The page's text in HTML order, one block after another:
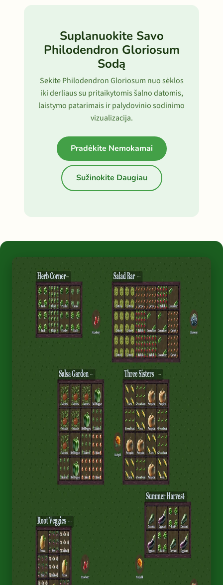
Suplanuokite Savo
Philodendron Gloriosum
Sodą
Sekite Philodendron Gloriosum nuo sėklos
iki derliaus su pritaikytomis šalno datomis,
laistymo patarimais ir palydovinio sodinimo
vizualizacija.
Pradėkite Nemokamai
Sužinokite Daugiau